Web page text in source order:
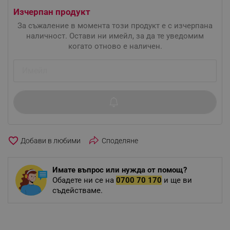
Изчерпан продукт
За съжаление в момента този продукт е с изчерпана
наличност. Остави ни имейл, за да те уведомим
когато отново е наличен.
favorite_border Споделяне
Имате въпрос или нужда от помощ?
Обадете ни се на 0700 70 170 и ще ви
съдействаме.